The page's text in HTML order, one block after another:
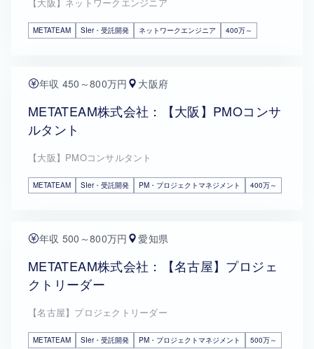
METATEAM SIer・受託開発 ネットワークエンジニア 400万～
年収 450～800万円 大阪府
METATEAM株式会社：【大阪】PMOコンサ
ルタント
【大阪】PMOコンサルタント
METATEAM SIer・受託開発 PM・プロジェクトマネジメント 400万～
年収 500～800万円 愛知県
METATEAM株式会社：【名古屋】プロジェ
クトリーダー
【名古屋】プロジェクトリーダー
METATEAM SIer・受託開発 PM・プロジェクトマネジメント 500万～